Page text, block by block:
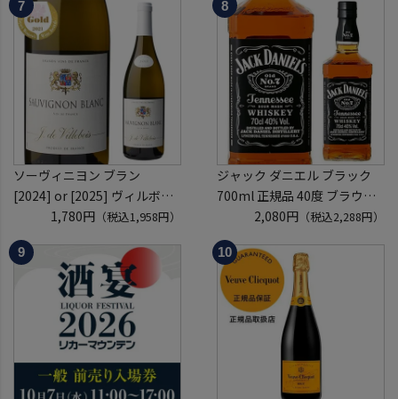
クレジットカード決済のみ
虎S ※必ずもらえるCP対象
(1P)
ソーヴィニヨン ブラン
[2024] or [2025] ヴィルボワ
750ml フランス ロワール 辛
口 白ワイン 浜運A
1,780円（税込1,958円）
ジャック ダニエル ブラック
700ml 正規品 40度 ブラウン
フォーマン
ウイスキー テネシー バーボン
長S
2,080円 （税込2,288円）